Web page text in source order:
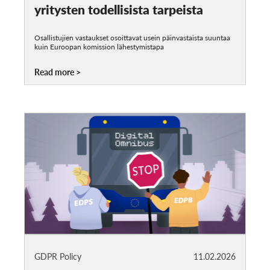
yritysten todellisista tarpeista
Osallistujien vastaukset osoittavat usein päinvastaista suuntaa
kuin Euroopan komission lähestymistapa
Read more
11.02.2026
GDPR Policy